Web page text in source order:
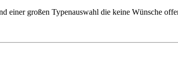
einer großen Typenauswahl die keine Wünsche